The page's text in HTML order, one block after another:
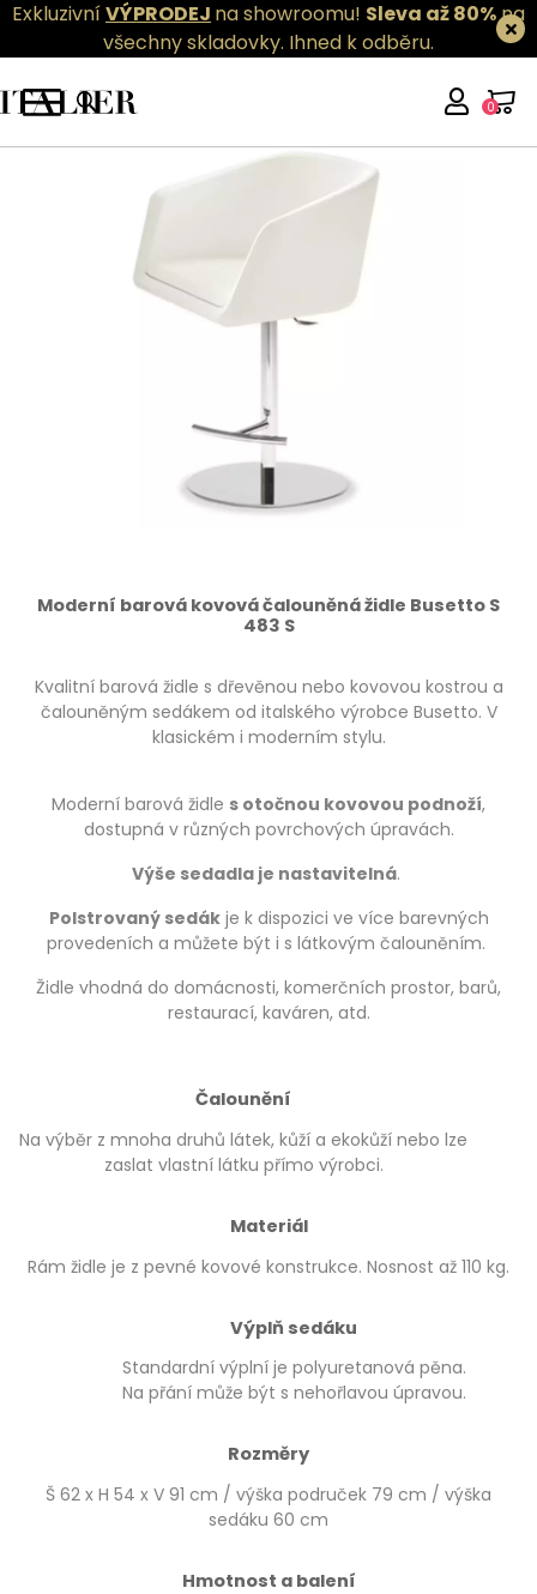
ExkluzivníVÝPRODEJ na showroomu! Sleva až 80%na
všechny skladovky. Ihned k odběru.
0
Moderní barová kovová čalouněná židle Busetto S
483 S
Kvalitní barová židle s dřevěnou nebo kovovou kostrou a
čalouněným sedákem od italského výrobce Busetto. V
klasickém i moderním stylu.
Moderní barová židle s otočnou kovovou podnoží,
dostupná v různých povrchových úpravách.
Výše sedadla je nastavitelná.
Polstrovaný sedákje k dispozici ve více barevných
provedeních a můžete být i s látkovým čalouněním.
Židle vhodná do domácnosti, komerčních prostor, barů,
restaurací, kaváren, atd.
Čalounění
Na výběr z mnoha druhů látek, kůží a ekokůží nebo lze
zaslat vlastní látku přímo výrobci.
Materiál
Rám židle je z pevné kovové konstrukce. Nosnost až 110 kg.
Výplň sedáku
Standardní výplní je polyuretanová pěna.
Na přání může být s nehořlavou úpravou.
Rozměry
Š 62 x H 54 x V 91 cm / výška područek 79 cm / výška
sedáku 60 cm
Hmotnost a balení